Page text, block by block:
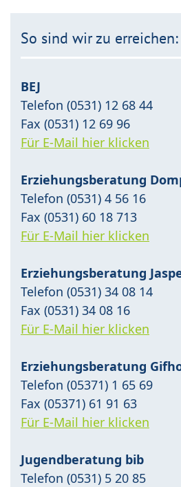
So sind wir zu erreichen:
BEJ
Telefon (0531) 12 68 44
Fax (0531) 12 69 96
Für E-Mail hier klicken
Erziehungsberatung
Telefon (0531) 4 56 16
Fax (0531) 60 18 713
Für E-Mail hier klicken
Erziehungsberatung
Telefon (0531) 34 08 14
Fax (0531) 34 08 16
Für E-Mail hier klicken
Erziehungsberatung
Telefon (05371) 1 65 69
Fax (05371) 61 91 63
Für E-Mail hier klicken
Jugendberatung bib
Telefon (0531) 5 20 85